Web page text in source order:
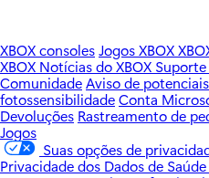
XBOX consolesJogos XBOX
XBOX Notícias do XBOX Suporte
ComunidadeAviso de
fotossensibilidadeConta
Devoluções Rastreamento de
Jogos
Suas opções de
Privacidade dos Dados de